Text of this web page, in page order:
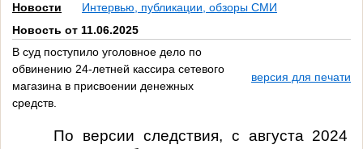
Новости
Интервью, публикации, обзоры СМИ
Новость от 11.06.2025
В суд поступило уголовное дело по
обвинению 24-летней кассира сетевого
магазина в присвоении денежных
средств.
версия для печати
По версии следствия, с августа 2024